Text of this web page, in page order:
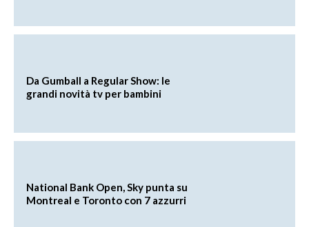
Da Gumball a Regular Show: le
grandi novità tv per bambini
National Bank Open, Sky punta su
Montreal e Toronto con 7 azzurri